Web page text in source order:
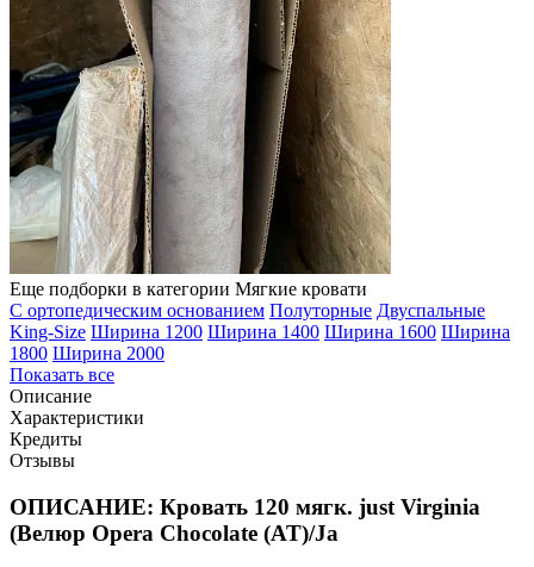
Еще подборки в категории Мягкие кровати
С ортопедическим основанием Полуторные Двуспальные
King-Size Ширина 1200 Ширина 1400 Ширина 1600 Ширина
1800 Ширина 2000
Показать все
Описание
Характеристики
Кредиты
Отзывы
ОПИСАНИЕ: Кровать 120 мягк. just Virginia
(Велюр Opera Chocolate (AT)/Ja